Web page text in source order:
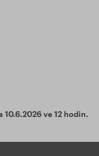
ve 12 hodin.